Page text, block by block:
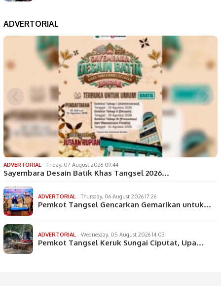
ADVERTORIAL
ADVERTORIAL Friday, 07 August 2026 09:44
Sayembara Desain Batik Khas Tangsel 2026…
ADVERTORIAL Thursday, 06 August 2026 17:26
Pemkot Tangsel Gencarkan Gemarikan untuk…
ADVERTORIAL Wednesday, 05 August 2026 14:03
Pemkot Tangsel Keruk Sungai Ciputat, Upa…